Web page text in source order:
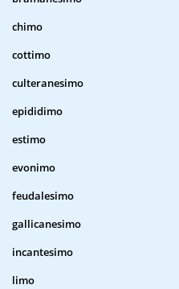
chimo
cottimo
culteranesimo
epididimo
estimo
evonimo
feudalesimo
gallicanesimo
incantesimo
limo